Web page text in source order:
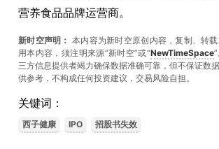
营养食品品牌运营商。
新时空声明： 本内容为新时空原创内容，复制、转
用本内容，须注明来源“新时空”或“NewTimeSpace
三方信息提供者竭力确保数据准确可靠，但不保证数
供参考，不构成任何投资建议，交易风险自担。
关键词：
西子健康 IPO 招股书失效